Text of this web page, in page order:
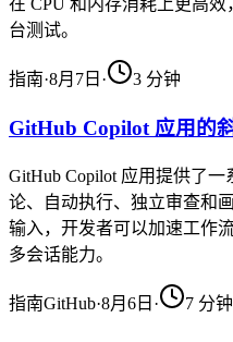
在 CPU 和内存消耗上更高效
台测试。
指南·8月7日 · 3 分钟
GitHub Copilot 应用的
GitHub Copilot 应用提供了
论、自动执行、独立审查和
输入，开发者可以加速工作
多会话能力。
指南GitHub·8月6日 · 7 分钟